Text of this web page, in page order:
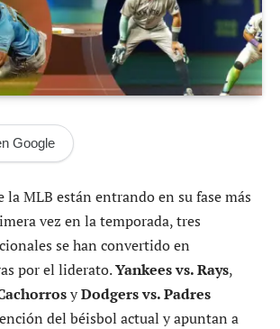
Google
la MLB están entrando en su fase más
vez en la temporada, tres
se han convertido en
por el liderato.Yankees vs. Rays,
yDodgers vs. Padres
del béisbol actual y apuntan a